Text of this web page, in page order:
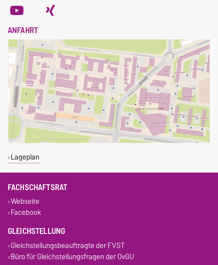
ANFAHRT
Lageplan
FACHSCHAFTSRAT
Webseite
Facebook
GLEICHSTELLUNG
Gleichstellungsbeauftragte der FVST
Büro für Gleichstellungsfragen der OvGU